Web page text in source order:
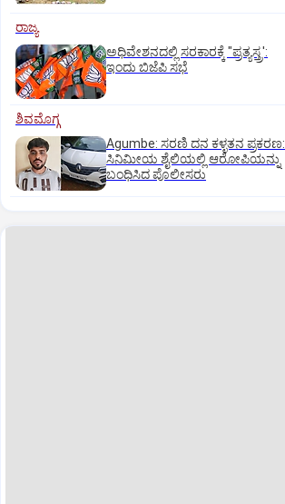
ರಾಜ್ಯ
ಅಧಿವೇಶನದಲ್ಲಿ ಸರಕಾರಕ್ಕೆ "ಪ್ರತ್ಯಸ್ತ್ರ':
ಇಂದು ಬಿಜೆಪಿ ಸಭೆ
ಶಿವಮೊಗ್ಗ
Agumbe: ಸರಣಿ ದನ ಕಳ್ಳತನ ಪ್ರಕರಣ:
ಸಿನಿಮೀಯ ಶೈಲಿಯಲ್ಲಿ ಆರೋಪಿಯನ್ನು
ಬಂಧಿಸಿದ ಪೊಲೀಸರು